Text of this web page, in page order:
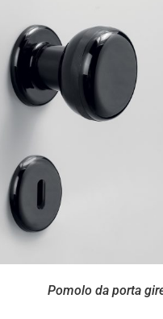
Pomolo da porta